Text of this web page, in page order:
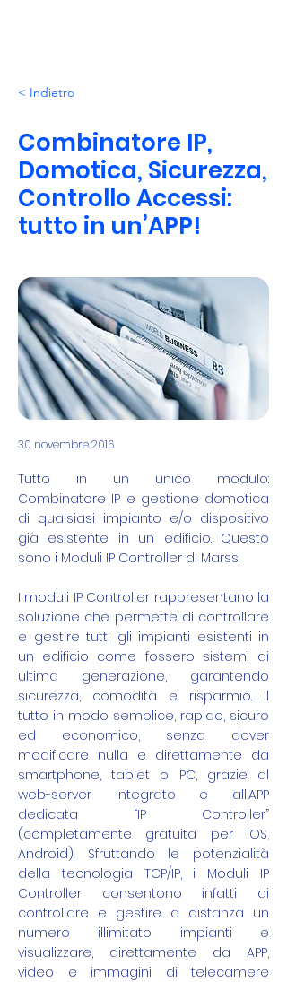
< Indietro
Combinatore IP,
Domotica, Sicurezza,
Controllo Accessi:
tutto in un’APP!
30 novembre 2016
Tutto in un unico modulo:
Combinatore IP e gestione domotica
di qualsiasi impianto e/o dispositivo
già esistente in un edificio. Questo
sono i Moduli IP Controller di Marss.
I moduli IP Controller rappresentano la
soluzione che permette di controllare
e gestire tutti gli impianti esistenti in
un edificio come fossero sistemi di
ultima generazione, garantendo
sicurezza, comodità e risparmio. Il
tutto in modo semplice, rapido, sicuro
ed economico, senza dover
modificare nulla e direttamente da
smartphone, tablet o PC, grazie al
web-server integrato e all’APP
dedicata “IP Controller”
(completamente gratuita per iOS,
Android). Sfruttando le potenzialità
della tecnologia TCP/IP, i Moduli IP
Controller consentono infatti di
controllare e gestire a distanza un
numero illimitato impianti e
visualizzare, direttamente da APP,
video e immagini di telecamere